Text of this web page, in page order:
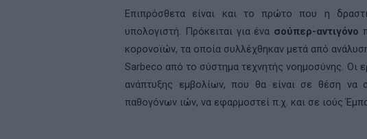
Επιπρόσθετα είναι και το πρώτο που η
υπολογιστή. Πρόκειται για ένα σούπερ-αντιγόνο
κορονοϊών, τα οποία συλλέχθηκαν μετά από
Sarbeco από το σύστημα τεχνητής νοημοσύνης. Οι
ανάπτυξης εμβολίων, που θα είναι σε θέση να
παθογόνων ιών, να εφαρμοστεί π.χ. και σε ιούς